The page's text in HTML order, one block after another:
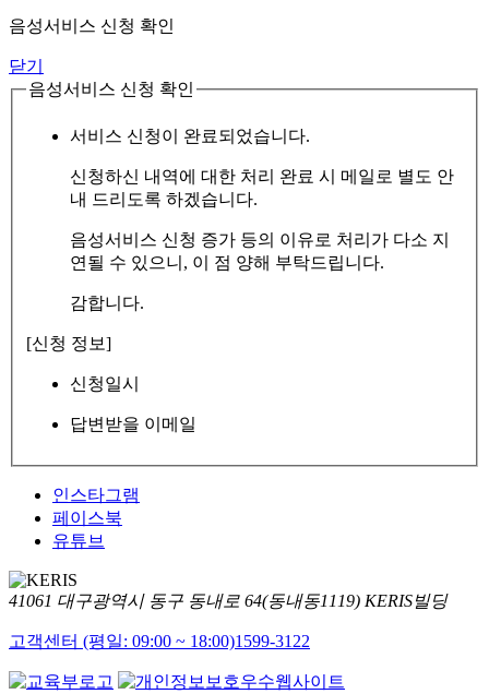
음성서비스 신청 확인
닫기
음성서비스 신청 확인
서비스 신청이 완료되었습니다.
신청하신 내역에 대한 처리 완료 시 메일로 별도 안
내 드리도록 하겠습니다.
음성서비스 신청 증가 등의 이유로 처리가 다소 지
연될 수 있으니, 이 점 양해 부탁드립니다.
감합니다.
[신청 정보]
신청일시
답변받을 이메일
인스타그램
페이스북
유튜브
41061 대구광역시 동구 동내로 64(동내동1119) KERIS빌딩
고객센터 (평일: 09:00 ~ 18:00)1599-3122